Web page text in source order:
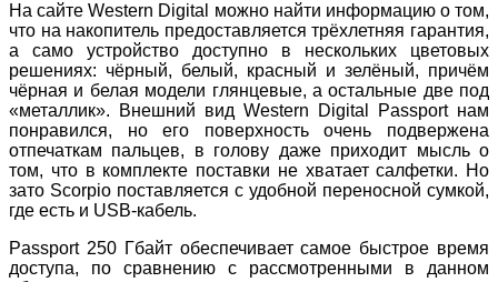
На сайте Western Digital можно найти информацию о том,
что на накопитель предоставляется трёхлетняя гарантия,
а само устройство доступно в нескольких цветовых
решениях: чёрный, белый, красный и зелёный, причём
чёрная и белая модели глянцевые, а остальные две под
«металлик». Внешний вид Western Digital Passport нам
понравился, но его поверхность очень подвержена
отпечаткам пальцев, в голову даже приходит мысль о
том, что в комплекте поставки не хватает салфетки. Но
зато Scorpio поставляется с удобной переносной сумкой,
где есть и USB-кабель.
Passport 250 Гбайт обеспечивает самое быстрое время
доступа, по сравнению с рассмотренными в данном